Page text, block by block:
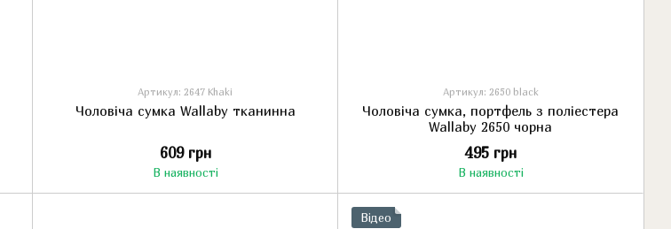
Артикул: 2647 Khaki
Чоловіча сумка Wallaby тканинна
609 грн
В наявності
Артикул: 2650 black
Чоловіча сумка, портфель з поліестера
Wallaby 2650 чорна
495 грн
В наявності
Відео